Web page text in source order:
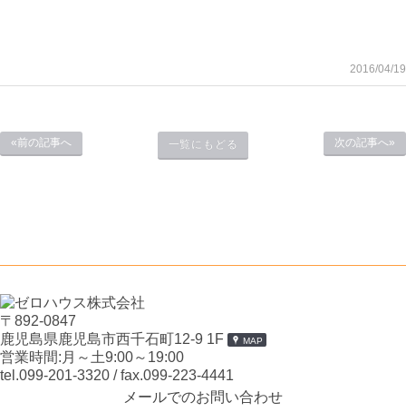
2016/04/19
«前の記事へ 次の記事へ»
一覧にもどる
〒892-0847
鹿児島県鹿児島市西千石町12-9 1F
MAP
営業時間:月～土9:00～19:00
tel.099-201-3320 / fax.099-223-4441
メールでのお問い合わせ